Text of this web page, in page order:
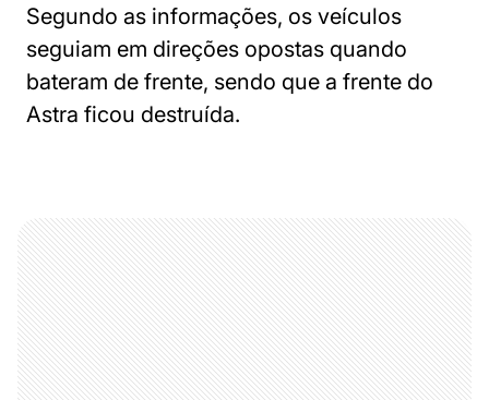
Segundo as informações, os veículos
seguiam em direções opostas quando
bateram de frente, sendo que a frente do
Astra ficou destruída.